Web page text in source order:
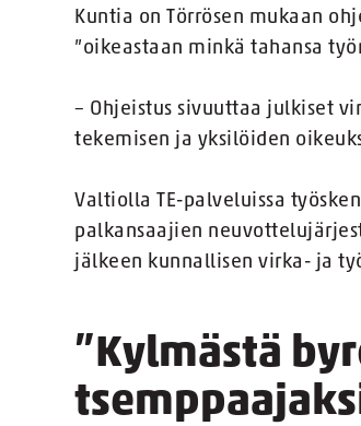
Kuntia on Törrösen mukaan
”oikeastaan minkä tahansa
– Ohjeistus sivuuttaa julkiset
tekemisen ja yksilöiden
Valtiolla TE-palveluissa
palkansaajien
jälkeen kunnallisen virka- ja
”Kylmästä